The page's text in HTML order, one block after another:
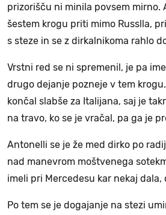
prizorišču ni minila povsem mirno.
šestem krogu priti mimo Russlla,
s steze in se z dirkalnikoma rahlo
Vrstni red se ni spremenil, je pa
drugo dejanje pozneje v tem
končal slabše za Italijana, saj je
na travo, ko se je vračal, pa ga je
Antonelli se je že med dirko po
nad manevrom moštvenega
imeli pri Mercedesu kar nekaj
Po tem se je dogajanje na stezi